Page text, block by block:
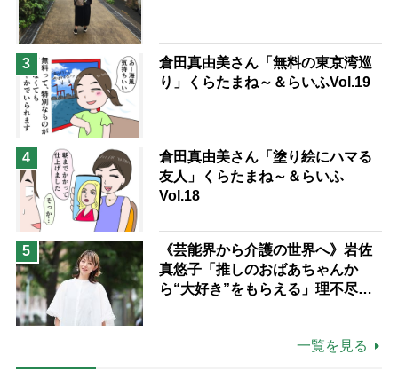
3
倉田真由美さん「無料の東京湾巡
り」くらたまね～＆らいふVol.19
4
倉田真由美さん「塗り絵にハマる
友人」くらたまね～＆らいふ
Vol.18
5
《芸能界から介護の世界へ》岩佐
真悠子「推しのおばあちゃんか
ら“大好き”をもらえる」理不尽さ
一覧を見る